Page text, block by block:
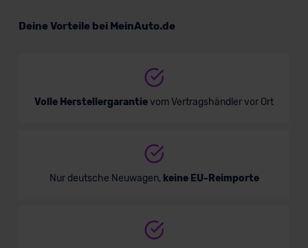
Deine Vorteile bei MeinAuto.de
Volle Herstellergarantievom Vertragshändler vor Ort
Nur deutsche Neuwagen, keine EU-Reimporte